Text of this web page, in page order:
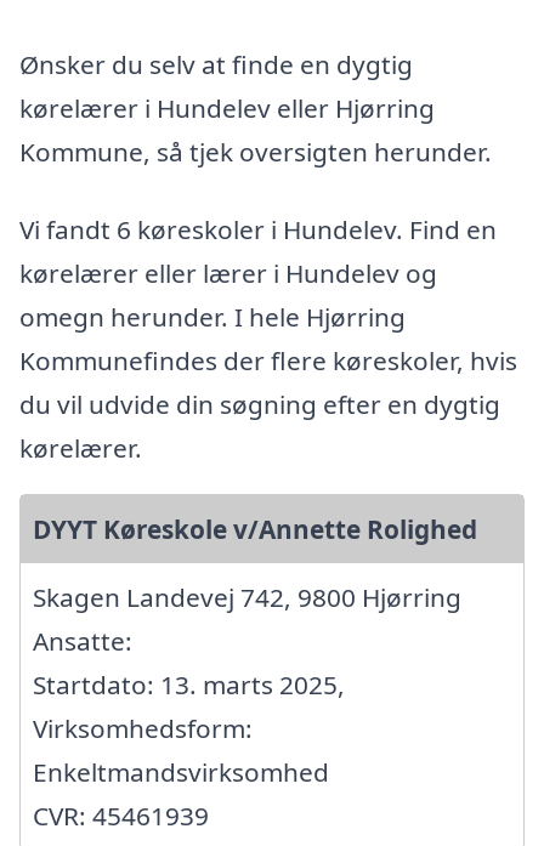
Ønsker du selv at finde en dygtig
kørelærer i Hundelev eller Hjørring
Kommune, så tjek oversigten herunder.
Vi fandt 6 køreskoler i Hundelev. Find en
kørelærer eller lærer i Hundelev og
omegn herunder. I hele Hjørring
Kommunefindes der flere køreskoler, hvis
du vil udvide din søgning efter en dygtig
kørelærer.
DYYT Køreskole v/Annette Rolighed
Skagen Landevej 742, 9800 Hjørring
Ansatte:
Startdato: 13. marts 2025,
Virksomhedsform:
Enkeltmandsvirksomhed
CVR: 45461939